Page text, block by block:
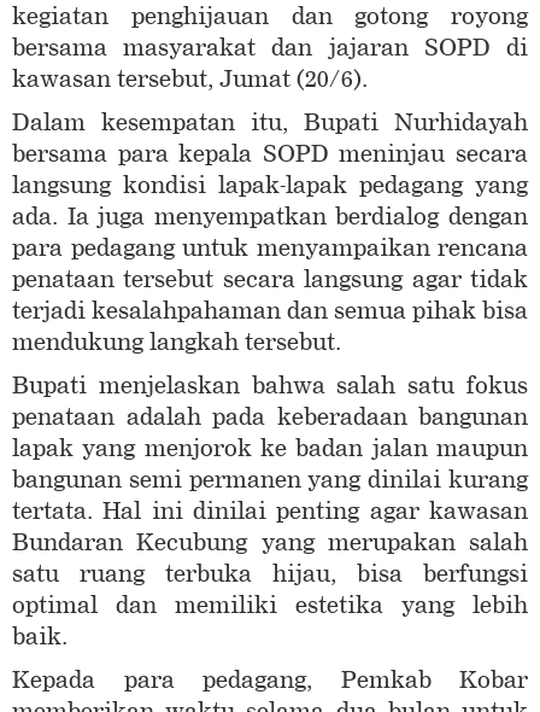
kegiatan penghijauan dan gotong royong
bersama masyarakat dan jajaran SOPD di
kawasan tersebut, Jumat (20/6).
Dalam kesempatan itu, Bupati Nurhidayah
bersama para kepala SOPD meninjau secara
langsung kondisi lapak-lapak pedagang yang
ada. Ia juga menyempatkan berdialog dengan
para pedagang untuk menyampaikan rencana
penataan tersebut secara langsung agar tidak
terjadi kesalahpahaman dan semua pihak bisa
mendukung langkah tersebut.
Bupati menjelaskan bahwa salah satu fokus
penataan adalah pada keberadaan bangunan
lapak yang menjorok ke badan jalan maupun
bangunan semi permanen yang dinilai kurang
tertata. Hal ini dinilai penting agar kawasan
Bundaran Kecubung yang merupakan salah
satu ruang terbuka hijau, bisa berfungsi
optimal dan memiliki estetika yang lebih
baik.
Kepada para pedagang, Pemkab Kobar